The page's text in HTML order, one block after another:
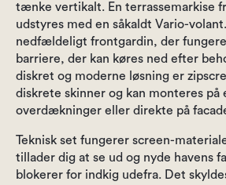
tænke vertikalt. En terrassemarkise
udstyres med en såkaldt Vario-
nedfældeligt frontgardin, der
barriere, der kan køres ned efter
diskret og moderne løsning er
diskrete skinner og kan monteres på
overdækninger eller direkte på
Teknisk set fungerer screen-
tillader dig at se ud og nyde havens
blokerer for indkig udefra. Det